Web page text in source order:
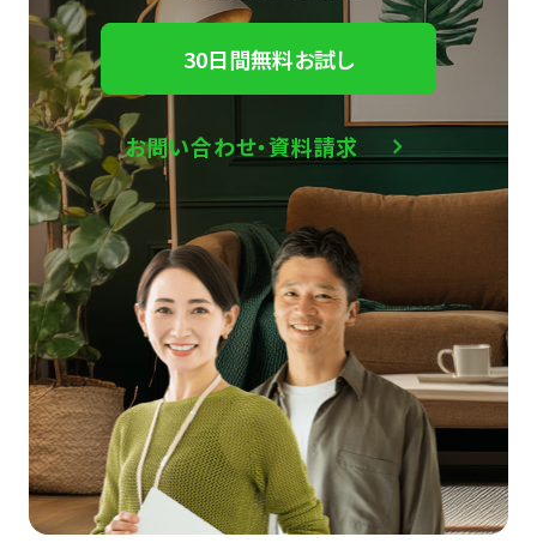
30日間無料お試し
お問い合わせ・資料請求